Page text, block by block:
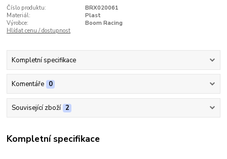
Číslo produktu:
BRX020061
Materiál:
Plast
Výrobce:
Boom Racing
Hlídat cenu / dostupnost
Kompletní specifikace
Komentáře 0
Související zboží 2
Kompletní specifikace